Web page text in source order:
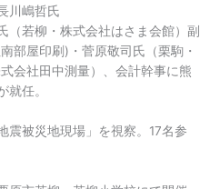
川嶋哲氏
（若柳・株式会社はさま会館）副
部屋印刷)・菅原敬司氏（栗駒・
会社田中測量）、会計幹事に熊
任。
震被災地現場」を視察。17名参